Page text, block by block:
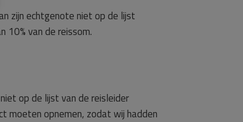
zijn echtgenote niet op de lijst
10% van de reissom.
op de lijst van de reisleider
moeten opnemen, zodat wij hadden